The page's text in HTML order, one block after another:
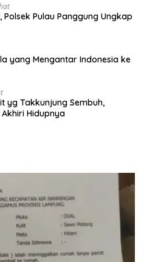
Polsek Pulau Panggung Ungkap
yang Mengantar Indonesia ke
yg Takkunjung Sembuh,
Hidupnya